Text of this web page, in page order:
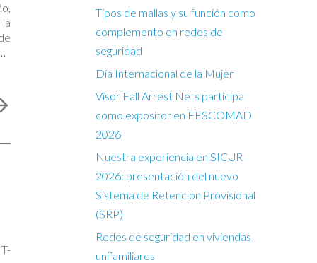
Tipos de mallas y su función como
complemento en redes de
seguridad
Día Internacional de la Mujer
Visor Fall Arrest Nets participa
como expositor en FESCOMAD
2026
Nuestra experiencia en SICUR
2026: presentación del nuevo
Sistema de Retención Provisional
(SRP)
Redes de seguridad en viviendas
unifamiliares